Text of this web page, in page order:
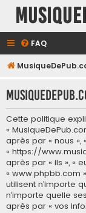
FAQ
Cette politique
«
après par « nous »,
« https://
après par « ils », «
« www.phpbb.com
utilisent n’importe
n’importe quelle
après par « vos